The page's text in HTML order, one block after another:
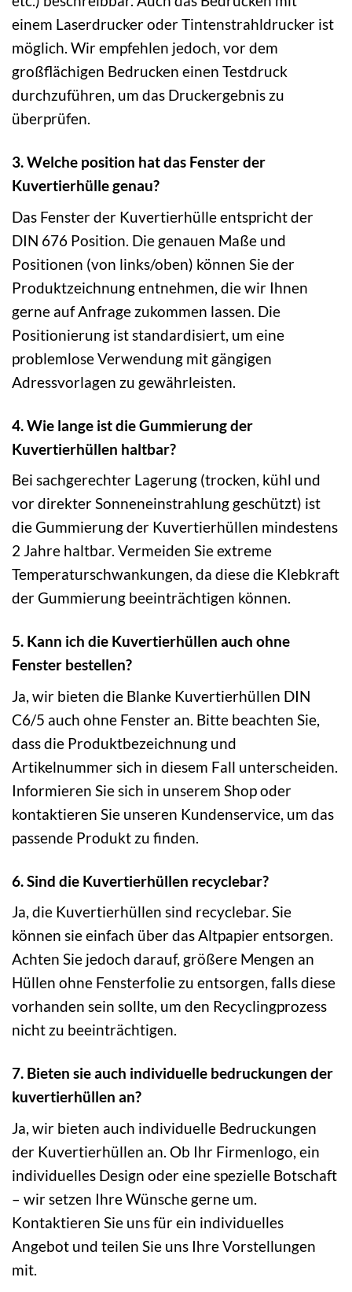
einem Laserdrucker oder Tintenstrahldrucker ist
möglich. Wir empfehlen jedoch, vor dem
großflächigen Bedrucken einen Testdruck
durchzuführen, um das Druckergebnis zu
überprüfen.
3. Welche position hat das Fenster der
Kuvertierhülle genau?
Das Fenster der Kuvertierhülle entspricht der
DIN 676 Position. Die genauen Maße und
Positionen (von links/oben) können Sie der
Produktzeichnung entnehmen, die wir Ihnen
gerne auf Anfrage zukommen lassen. Die
Positionierung ist standardisiert, um eine
problemlose Verwendung mit gängigen
Adressvorlagen zu gewährleisten.
4. Wie lange ist die Gummierung der
Kuvertierhüllen haltbar?
Bei sachgerechter Lagerung (trocken, kühl und
vor direkter Sonneneinstrahlung geschützt) ist
die Gummierung der Kuvertierhüllen mindestens
2 Jahre haltbar. Vermeiden Sie extreme
Temperaturschwankungen, da diese die Klebkraft
der Gummierung beeinträchtigen können.
5. Kann ich die Kuvertierhüllen auch ohne
Fenster bestellen?
Ja, wir bieten die Blanke Kuvertierhüllen DIN
C6/5 auch ohne Fenster an. Bitte beachten Sie,
dass die Produktbezeichnung und
Artikelnummer sich in diesem Fall unterscheiden.
Informieren Sie sich in unserem Shop oder
kontaktieren Sie unseren Kundenservice, um das
passende Produkt zu finden.
6. Sind die Kuvertierhüllen recyclebar?
Ja, die Kuvertierhüllen sind recyclebar. Sie
können sie einfach über das Altpapier entsorgen.
Achten Sie jedoch darauf, größere Mengen an
Hüllen ohne Fensterfolie zu entsorgen, falls diese
vorhanden sein sollte, um den Recyclingprozess
nicht zu beeinträchtigen.
7. Bieten sie auch individuelle bedruckungen der
kuvertierhüllen an?
Ja, wir bieten auch individuelle Bedruckungen
der Kuvertierhüllen an. Ob Ihr Firmenlogo, ein
individuelles Design oder eine spezielle Botschaft
– wir setzen Ihre Wünsche gerne um.
Kontaktieren Sie uns für ein individuelles
Angebot und teilen Sie uns Ihre Vorstellungen
mit.